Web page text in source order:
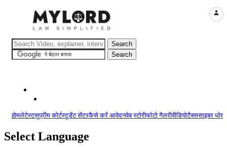
होमलेटेस्टसुप्रीम कोर्टस्टूडेंट सेंटरकैसे करें आवेदनवेब स्टोरीफोटो गैलरीवीडियोटैक्ससाइबर
Select Language